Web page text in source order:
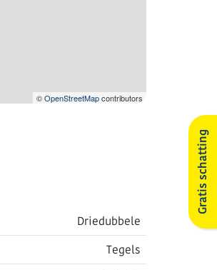
©OpenStreetMapcontributors
Driedubbele
Tegels
Gratis schatting